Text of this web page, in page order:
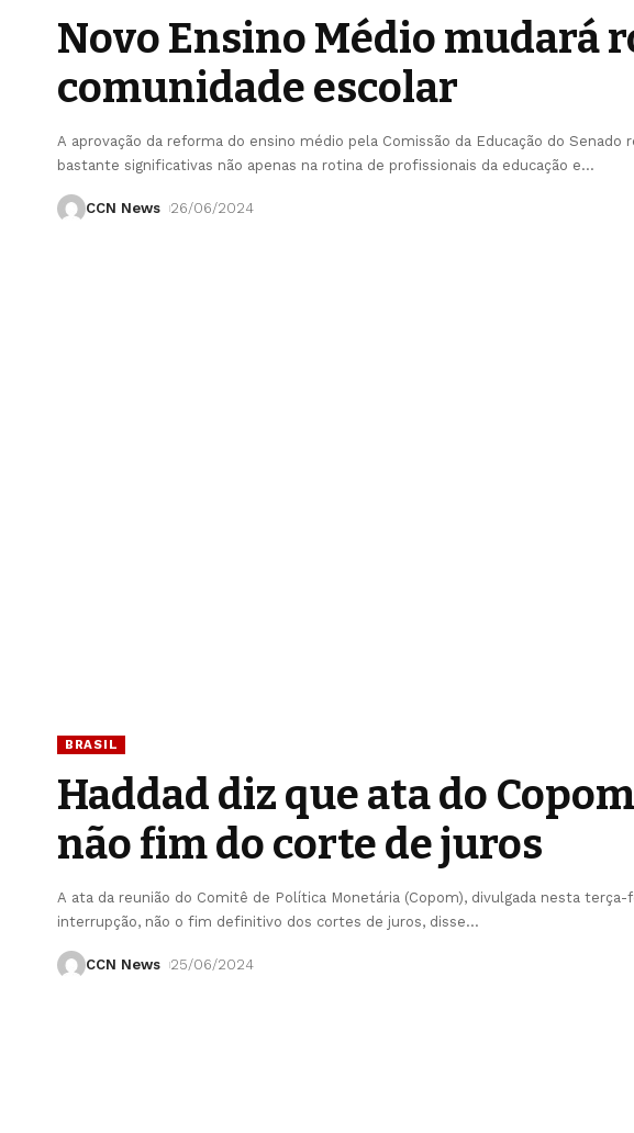
Novo Ensino Médio mudará
comunidade escolar
A aprovação da reforma do ensino médio pela Comissão da Educação do Senado
bastante significativas não apenas na rotina de profissionais da educação e…
CCN News 26/06/2024
BRASIL
Haddad diz que ata do
não fim do corte de juros
A ata da reunião do Comitê de Política Monetária (Copom), divulgada nesta
interrupção, não o fim definitivo dos cortes de juros, disse…
CCN News 25/06/2024